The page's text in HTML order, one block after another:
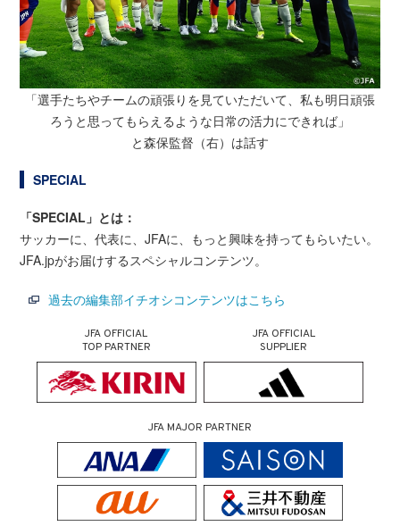
「選手たちやチームの頑張りを見ていただいて、私も明日頑張
ろうと思ってもらえるような日常の活力にできれば」
と森保監督（右）は話す
SPECIAL
「SPECIAL」とは：
サッカーに、代表に、JFAに、もっと興味を持ってもらいたい。
JFA.jpがお届けするスペシャルコンテンツ。
過去の編集部イチオシコンテンツはこちら
JFA OFFICIAL
TOP PARTNER
JFA OFFICIAL
SUPPLIER
JFA MAJOR PARTNER